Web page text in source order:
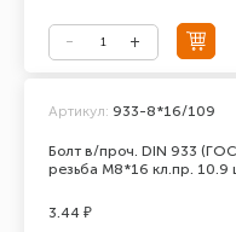
Болт в/проч. DIN 933
резьба М8*16 кл.пр. 10.9
Артикул: 933-8*16/109
3.44 ₽